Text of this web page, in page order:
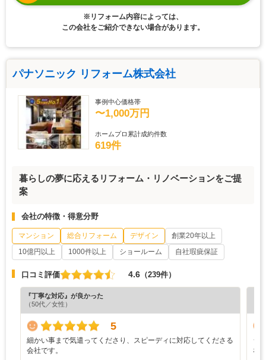
※リフォーム内容によっては、
この会社をご紹介できない場合があります。
パナソニック リフォーム株式会社
事例中心価格帯
〜1,000万円
ホームプロ累計成約件数
619件
暮らしの夢に応えるリフォーム・リノベーションをご提
案
会社の特徴・得意分野
マンション 総合リフォーム デザイン
創業20年以上
10億円以上
1000件以上 ショールーム 自社瑕疵保証
口コミ評価 4.6 （239件）
『丁寧な対応』が良かった
（50代／女性）
5
細かい事まで気遣ってくださり、スピーディに対応してくださる
会社です。
シ
な